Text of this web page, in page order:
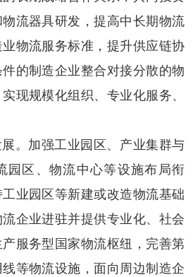
流器具研发，提高中长期物流
物流服务标准，提升供应链协
的制造企业整合对接分散的物
现规模化组织、专业化服务、
。 加强工业园区、产业集群与
园区、物流中心等设施布局衔
业园区等新建或改造物流基础
企业进驻并提供专业化、社会
服务型国家物流枢纽，完善第
等物流设施，面向周边制造企